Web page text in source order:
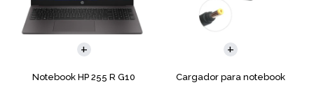
Notebook HP 255 R G10
Cargador para notebook